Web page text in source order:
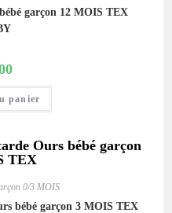
garçon 12 MOIS TEX
panier
0/3 MOIS
bébé garçon 3 MOIS TEX